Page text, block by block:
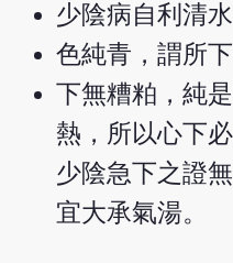
少陰病自利清
色純青，謂所
下無糟粕，純
熱，所以心下
少陰急下之證
宜大承氣湯。